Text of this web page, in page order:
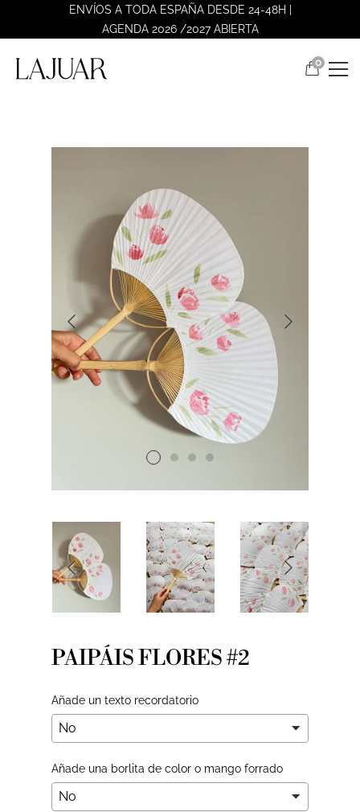
ENVÍOS A TODA ESPAÑA DESDE 24-48H |
AGENDA 2026 /2027 ABIERTA
0
PAIPÁIS FLORES #2
Añade un texto recordatorio
Añade una borlita de color o mango forrado